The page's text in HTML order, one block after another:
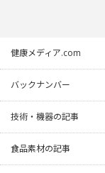
健康メディア.com
バックナンバー
技術・機器の記事
食品素材の記事